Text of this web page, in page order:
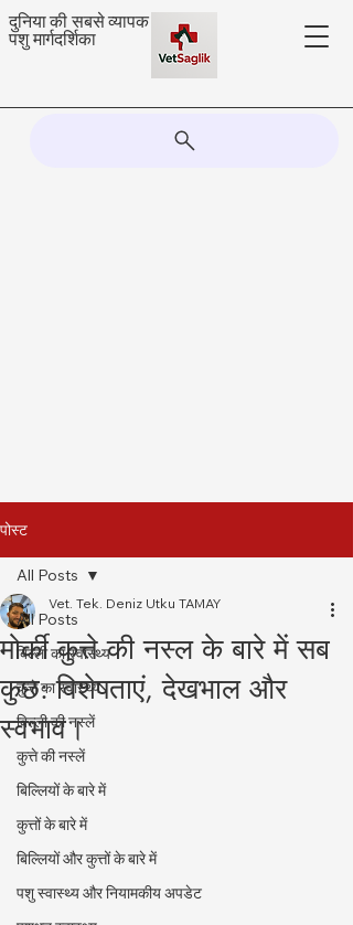
दुनिया की सबसे व्यापक
पशु मार्गदर्शिका
पोस्ट
All Posts
बिल्ली का स्वास्थ्य
कुत्ते का स्वास्थ्य
बिल्ली की नस्लें
कुत्ते की नस्लें
बिल्लियों के बारे में
कुत्तों के बारे में
बिल्लियों और कुत्तों के बारे में
पशु स्वास्थ्य और नियामकीय अपडेट
All Posts
मोर्की कुत्ते की नस्ल के बारे में सब
कुछ: विशेषताएं, देखभाल और
स्वभाव।
Vet. Tek. Deniz Utku TAMAY